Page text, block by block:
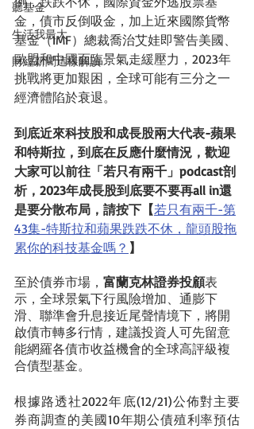
聽基金
生活我最大
財經新聞這樣解讀
金，債市反倒吸金，加上近來國際貨幣
基金（IMF）總裁喬治艾娃即警告美國、
歐盟和中國面臨景氣走緩壓力，2023年
挑戰將更加艱困，全球可能有三分之一
經濟體陷於衰退。
到底近來科技股和成長股兩大代表-蘋果
和特斯拉，到底在反應什麼情況，歡迎
大家可以前往「若只有兩千」podcast剖
析，2023年成長股到底要不要再all in還
是要分散布局，請按下【若只有兩千-第
43集-特斯拉和蘋果跌跌不休，龍頭股拖
累你的科技基金嗎？ 】
至於債券市場， 富蘭克林證券投顧表
示，全球景氣下行風險增加、通膨下
滑、聯準會升息接近尾聲情境下，將開
啟債市轉多行情，建議投資人可先留意
能網羅各債市收益機會的全球高評級複
合債型基金。
根據路透社2022年底(12/21)公佈對主要
券商調查的美國10年期公債殖利率預估